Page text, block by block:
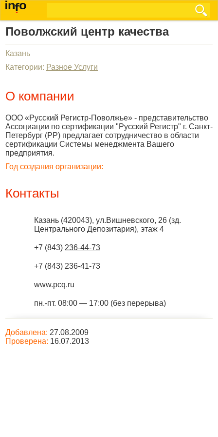
Поволжский центр качества
Казань
Категории: Разное Услуги
О компании
ООО «Русский Регистр-Поволжье» - представительство
Ассоциации по сертификации "Русский Регистр" г. Санкт-
Петербург (РР) предлагает сотрудничество в области
сертификации Системы менеджмента Вашего
предприятия.
Год создания организации:
Контакты
Казань (420043), ул.Вишневского, 26 (зд.
Центрального Депозитария), этаж 4
+7 (843) 236-44-73
+7 (843) 236-41-73
www.pcq.ru
пн.-пт. 08:00 — 17:00 (без перерыва)
Добавлена: 27.08.2009
Проверена: 16.07.2013